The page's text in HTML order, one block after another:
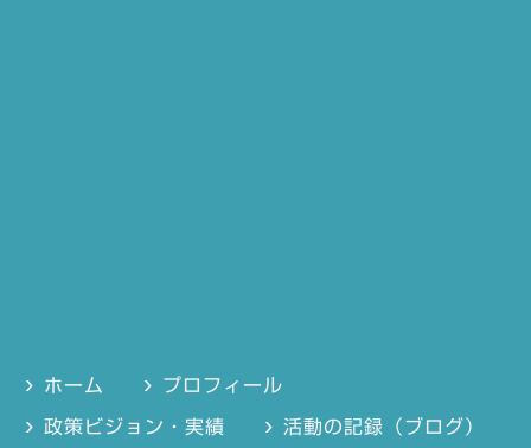
ホーム プロフィール
政策ビジョン・実績 活動の記録（ブログ）